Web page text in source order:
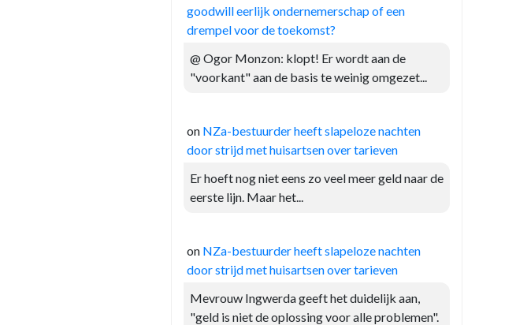
goodwill eerlijk ondernemerschap of een
drempel voor de toekomst?
@ Ogor Monzon: klopt! Er wordt aan de
"voorkant" aan de basis te weinig omgezet...
on NZa-bestuurder heeft slapeloze nachten
door strijd met huisartsen over tarieven
Er hoeft nog niet eens zo veel meer geld naar de
eerste lijn. Maar het...
on NZa-bestuurder heeft slapeloze nachten
door strijd met huisartsen over tarieven
Mevrouw Ingwerda geeft het duidelijk aan,
"geld is niet de oplossing voor alle problemen".